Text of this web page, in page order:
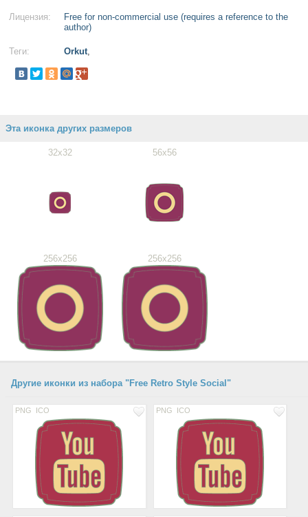
Лицензия:
Free for non-commercial use (requires a reference to the
author)
Теги: Orkut,
Эта иконка других размеров
32x32 56x56
256x256 256x256
Другие иконки из набора "Free Retro Style Social"
PNG ICO PNG ICO